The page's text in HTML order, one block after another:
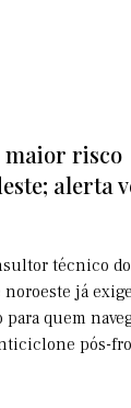
maior risco
alerta
técnico do
já
quem
pós-